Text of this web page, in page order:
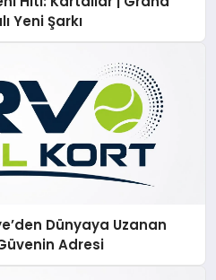
Yeni Şarkı
Dünyaya Uzanan
Adresi